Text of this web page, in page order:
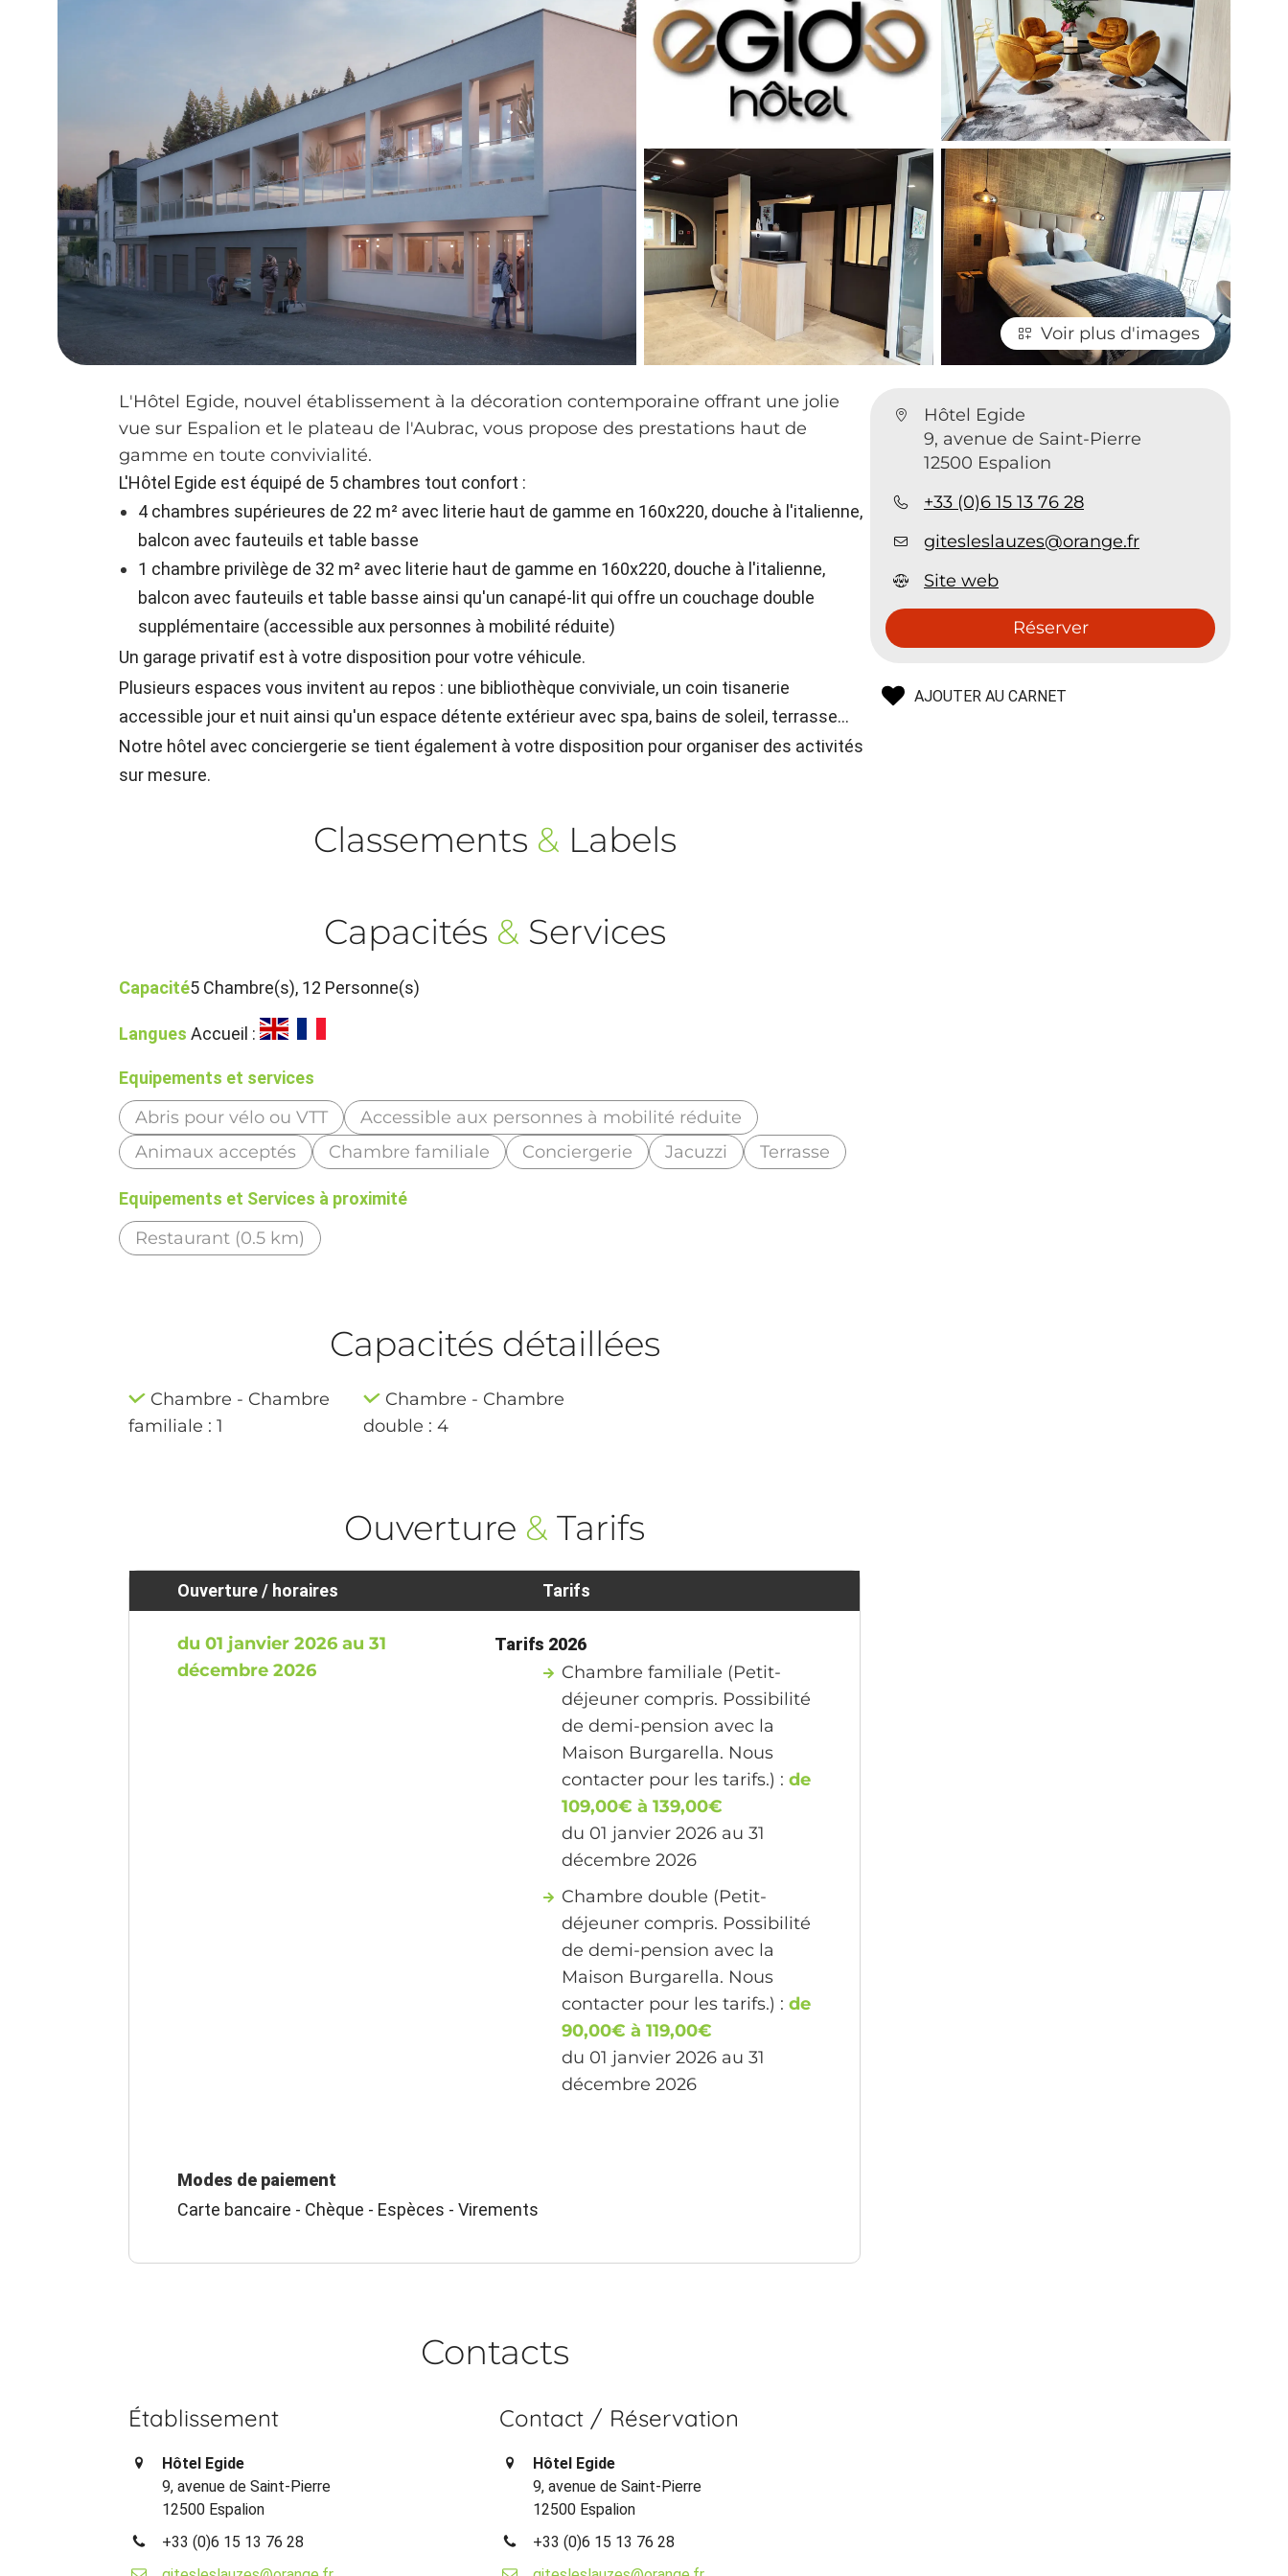
Voir plus d'images
Hôtel Egide
9, avenue de Saint-Pierre
12500 Espalion
+33 (0)6 15 13 76 28
gitesleslauzes@orange.fr
Site web
Réserver
AJOUTER AU CARNET
L'Hôtel Egide, nouvel établissement à la décoration contemporaine offrant une jolie
vue sur Espalion et le plateau de l'Aubrac, vous propose des prestations haut de
gamme en toute convivialité.
L'Hôtel Egide est équipé de 5 chambres tout confort :
4 chambres supérieures de 22 m² avec literie haut de gamme en 160x220, douche à l'italienne,
balcon avec fauteuils et table basse
1 chambre privilège de 32 m² avec literie haut de gamme en 160x220, douche à l'italienne,
balcon avec fauteuils et table basse ainsi qu'un canapé-lit qui offre un couchage double
supplémentaire (accessible aux personnes à mobilité réduite)
Un garage privatif est à votre disposition pour votre véhicule.
Plusieurs espaces vous invitent au repos : une bibliothèque conviviale, un coin tisanerie
accessible jour et nuit ainsi qu'un espace détente extérieur avec spa, bains de soleil, terrasse…
Notre hôtel avec conciergerie se tient également à votre disposition pour organiser des activités
sur mesure.
Classements & Labels
Capacités & Services
Capacité5 Chambre(s), 12 Personne(s)
Langues Accueil :
Equipements et services
Abris pour vélo ou VTT
Accessible aux personnes à mobilité réduite
Animaux acceptés
Chambre familiale Conciergerie Jacuzzi Terrasse
Equipements et Services à proximité
Restaurant (0.5 km)
Capacités détaillées
Chambre - Chambre
familiale : 1
Chambre - Chambre
double : 4
Ouverture & Tarifs
Ouverture / horaires
du 01 janvier 2026 au 31
décembre 2026
Tarifs
Tarifs 2026
Chambre familiale (Petit-
déjeuner compris. Possibilité
de demi-pension avec la
Maison Burgarella. Nous
contacter pour les tarifs.) :de
109,00€ à 139,00€
du 01 janvier 2026 au 31
décembre 2026
Chambre double (Petit-
déjeuner compris. Possibilité
de demi-pension avec la
Maison Burgarella. Nous
contacter pour les tarifs.) :de
90,00€ à 119,00€
du 01 janvier 2026 au 31
décembre 2026
Modes de paiement
Carte bancaire - Chèque - Espèces - Virements
Contacts
Établissement
Hôtel Egide
9, avenue de Saint-Pierre
12500 Espalion
+33 (0)6 15 13 76 28
Contact / Réservation
Hôtel Egide
9, avenue de Saint-Pierre
12500 Espalion
+33 (0)6 15 13 76 28